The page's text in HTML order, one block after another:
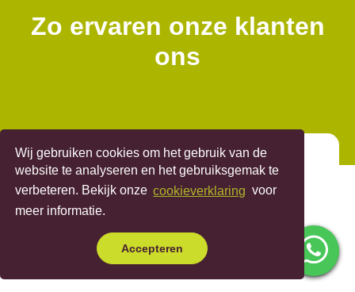
Wij gebruiken cookies om het gebruik van de
website te analyseren en het gebruiksgemak te
verbeteren. Bekijk onze cookieverklaring voor
meer informatie.
Accepteren
Zo ervaren onze klanten
ons
Je krijgt een goede uitleg over hoe het
met je gehoor gesteld is en hoe alles
werkt; je weet vanaf het begin hoe alles
verder gaat verlopen.